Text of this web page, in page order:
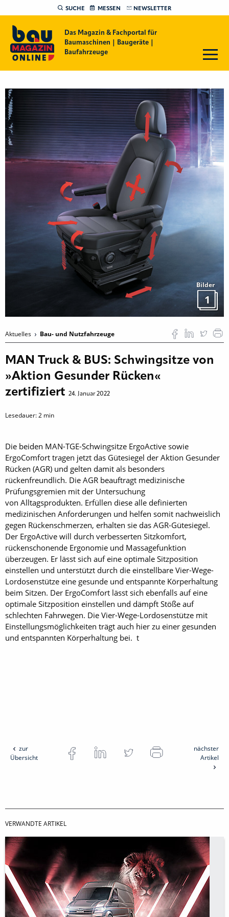
SUCHE MESSEN NEWSLETTER
Das Magazin & Fachportal für
Baumaschinen | Baugeräte |
Baufahrzeuge
Bilder
1
Aktuelles Bau- und Nutzfahrzeuge
MAN Truck & BUS: Schwingsitze von
»Aktion Gesunder Rücken«
zertifiziert 24. Januar 2022
Lesedauer:2 min
Die beiden MAN-TGE-Schwingsitze ErgoActive sowie
ErgoComfort tragen jetzt das Gütesiegel der Aktion Gesunder
Rücken (AGR) und gelten damit als besonders
rückenfreundlich. Die AGR beauftragt medizinische
Prüfungsgremien mit der Untersuchung
von Alltagsprodukten. Erfüllen diese alle definierten
medizinischen Anforderungen und helfen somit nachweislich
gegen Rückenschmerzen, erhalten sie das AGR-Gütesiegel.
Der ErgoActive will durch verbesserten Sitzkomfort,
rückenschonende Ergonomie und Massagefunktion
überzeugen. Er lässt sich auf eine optimale Sitzposition
einstellen und unterstützt durch die einstellbare Vier-Wege-
Lordosenstütze eine gesunde und entspannte Körperhaltung
beim Sitzen. Der ErgoComfort lässt sich ebenfalls auf eine
optimale Sitzposition einstellen und dämpft Stöße auf
schlechten Fahrwegen. Die Vier-Wege-Lordosenstütze mit
Einstellungsmöglichkeiten trägt auch hier zu einer gesunden
und entspannten Körperhaltung bei. t
zur
Übersicht
nächster
Artikel
VERWANDTE ARTIKEL